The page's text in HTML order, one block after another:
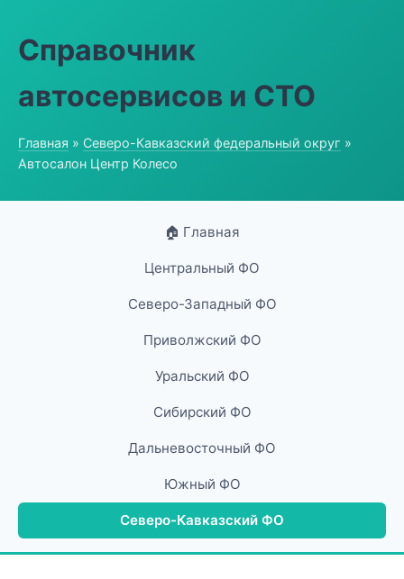
Справочник
автосервисов и СТО
Главная » Северо-Кавказский федеральный округ »
Автосалон Центр Колесо
🏠 Главная
Центральный ФО
Северо-Западный ФО
Приволжский ФО
Уральский ФО
Сибирский ФО
Дальневосточный ФО
Южный ФО
Северо-Кавказский ФО